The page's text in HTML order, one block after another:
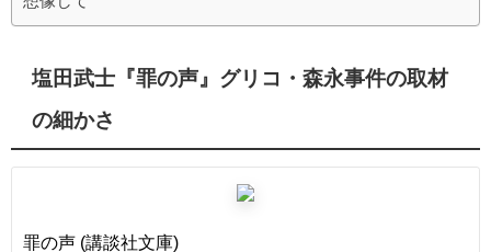
塩田武士『罪の声』グリコ・森永事件の取材
の細かさ
罪の声 (講談社文庫)